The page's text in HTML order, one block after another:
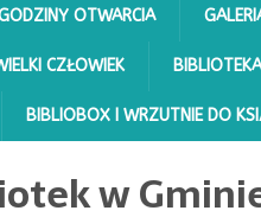
OTWARCIA
CZŁOWIEK
BIBLIOBOX I WRZUTNIE DO
w